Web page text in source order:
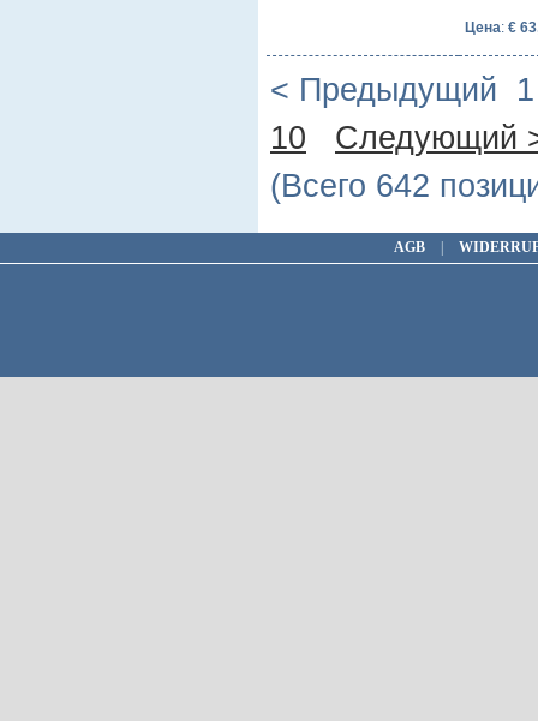
Цена: €
< Предыдущий
10
Следующий
(Всего 642
AGB